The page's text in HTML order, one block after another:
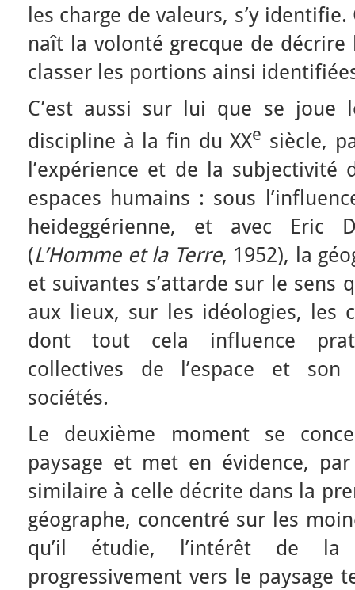
les charge de valeurs, s’y
naît la volonté grecque de décrire
classer les portions ainsi
C’est aussi sur lui que se joue
discipline à la fin du XXe siècle,
l’expérience et de la subjectivité
espaces humains : sous
heideggérienne, et avec Eric
(L’Homme et la Terre, 1952), la
et suivantes s’attarde sur le sens
aux lieux, sur les idéologies, les
dont tout cela influence
collectives de l’espace et
sociétés.
Le deuxième moment se
paysage et met en évidence,
similaire à celle décrite dans la
géographe, concentré sur les
qu’il étudie, l’intérêt de la
progressivement vers le paysage